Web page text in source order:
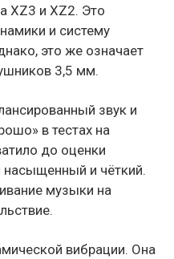
XZ3 и XZ2. Это
и систему
это же означает
3,5 мм.
звук и
в тестах на
до оценки
насыщенный и чёткий.
музыки на
вибрации. Она